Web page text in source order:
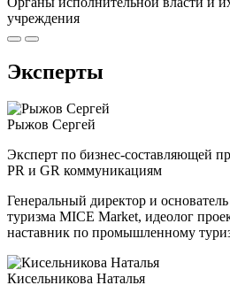
учреждения
Эксперты
Рыжов Сергей
Эксперт по бизнес-составляющей
PR и GR коммуникациям
Генеральный директор и
туризма MICE Market, идеолог
наставник по промышленному
Кисельникова Наталья